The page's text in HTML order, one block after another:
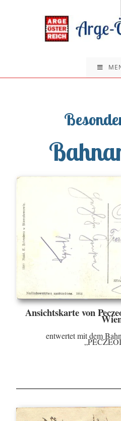
Ansichtskarte von
entwertet mit dem